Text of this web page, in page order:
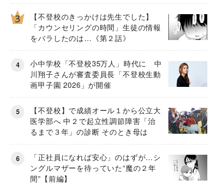
【不登校のきっかけは先生でした】
「カウンセリングの時間」生徒の情報
をバラしたのは…《第２話》
小中学校「不登校35万人」時代に 中
川翔子さんが審査委員長「不登校生動
画甲子園 2026」が開催
【不登校】で成績オール１から公立大
医学部へ 中２で起立性調節障害「治
るまで３年」の診断 そのとき母は
「正社員になれば安心」のはずが…シ
ングルマザーを待っていた“魔の２年
間”【前編】